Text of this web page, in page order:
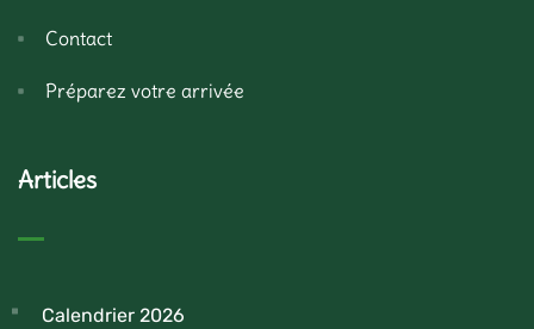
Contact
Préparez votre arrivée
Articles
Calendrier 2026